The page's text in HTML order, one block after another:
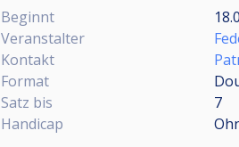
Beginnt
Veranstalter
Kontakt
Format
Satz bis
7
Handicap